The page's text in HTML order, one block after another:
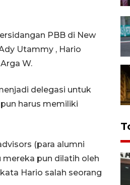
PBB di New
Utammy , Hario
W.
delegasi untuk
harus memiliki
(para alumni
mereka pun dilatih oleh
Hario salah seorang